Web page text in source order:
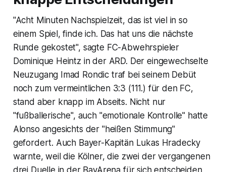
"Acht Minuten Nachspielzeit, das ist viel in so
einem Spiel, finde ich. Das hat uns die nächste
Runde gekostet", sagte FC-Abwehrspieler
Dominique Heintz in der ARD. Der eingewechselte
Neuzugang Imad Rondic traf bei seinem Debüt
noch zum vermeintlichen 3:3 (111.) für den FC,
stand aber knapp im Abseits. Nicht nur
"fußballerische", auch "emotionale Kontrolle" hatte
Alonso angesichts der "heißen Stimmung"
gefordert. Auch Bayer-Kapitän Lukas Hradecky
warnte, weil die Kölner, die zwei der vergangenen